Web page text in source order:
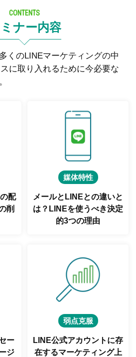
CONTENTS
ナー内容
くのLINEマーケティングの中
に取り入れるために今必要な
配
削
媒体特性
メールとLINEとの違いと
は？ LINEを使うべき決定
的3つの理由
ー
ジ
弱点克服
LINE公式アカウントに存
在するマーケティング上